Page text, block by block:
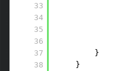
33
34
35
36
37
38
}
}